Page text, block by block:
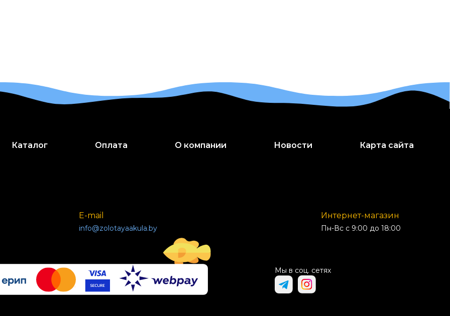
Каталог Оплата О компании Новости Карта сайта
E-mail
info@zolotayaakula.by
Интернет-магазин
Пн-Вс с 9:00 до 18:00
Мы в соц. сетях